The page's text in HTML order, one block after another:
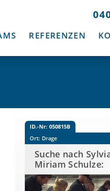
REFERENZEN
ID.-Nr: 050815B
Ort: Drage
Suche nach
Miriam Schulze:
Sandgebiete und
werden